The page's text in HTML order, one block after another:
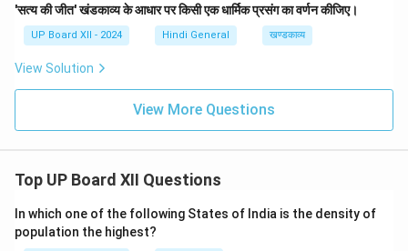
'सत्य की जीत' खंडकाव्य के आधार पर किसी एक धार्मिक प्रसंग का वर्णन कीजिए।
UP Board XII - 2024 Hindi General खण्डकाव्य
View Solution
View More Questions
Top UP Board XII Questions
In which one of the following States of India is the density of
population the highest?